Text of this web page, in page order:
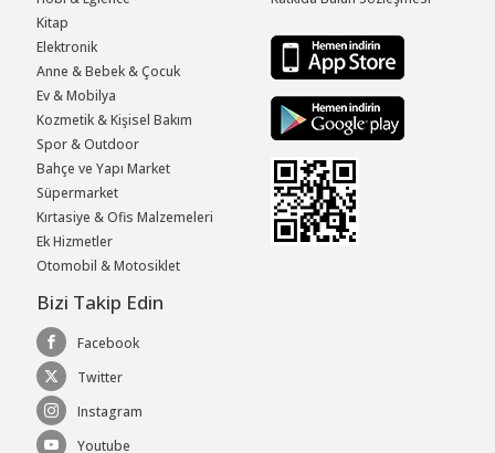
Kitap
Elektronik
Anne & Bebek & Çocuk
Ev & Mobilya
Kozmetik & Kişisel Bakım
Spor & Outdoor
Bahçe ve Yapı Market
Süpermarket
Kırtasiye & Ofis Malzemeleri
Ek Hizmetler
Otomobil & Motosiklet
Bizi Takip Edin
Facebook
Twitter
Instagram
Youtube